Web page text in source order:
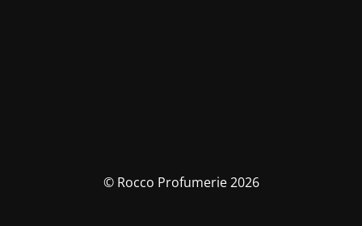
© Rocco Profumerie 2026